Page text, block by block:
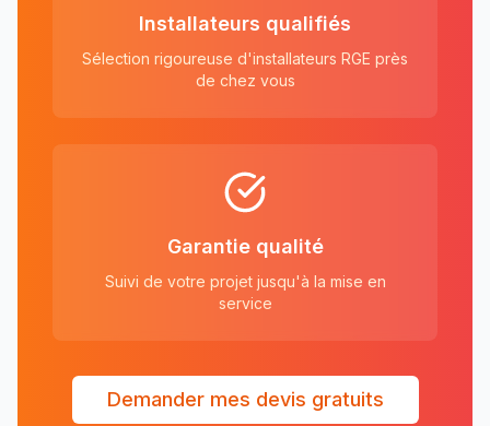
Installateurs qualifiés
Sélection rigoureuse d'installateurs RGE près
de chez vous
Garantie qualité
Suivi de votre projet jusqu'à la mise en
service
Demander mes devis gratuits